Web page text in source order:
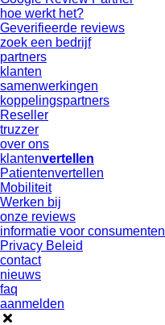
hoe werkt het?
Geverifieerde reviews
zoek een bedrijf
partners
klanten
samenwerkingen
koppelingspartners
Reseller
truzzer
over ons
klantenvertellen
Patientenvertellen
Mobiliteit
Werken bij
onze reviews
informatie voor consumenten
Privacy Beleid
contact
nieuws
faq
aanmelden